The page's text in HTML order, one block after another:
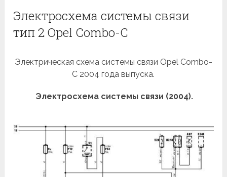
Электросхема системы связи
тип 2 Opel Combo-С
Электрическая схема системы связи Opel Combo-
С 2004 года выпуска.
Электросхема системы связи (2004).